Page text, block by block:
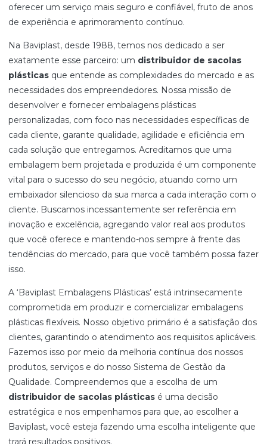
oferecer um serviço mais seguro e confiável, fruto de anos
de experiência e aprimoramento contínuo.
Na Baviplast, desde 1988, temos nos dedicado a ser
exatamente esse parceiro: um distribuidor de sacolas
plásticas que entende as complexidades do mercado e as
necessidades dos empreendedores. Nossa missão de
desenvolver e fornecer embalagens plásticas
personalizadas, com foco nas necessidades específicas de
cada cliente, garante qualidade, agilidade e eficiência em
cada solução que entregamos. Acreditamos que uma
embalagem bem projetada e produzida é um componente
vital para o sucesso do seu negócio, atuando como um
embaixador silencioso da sua marca a cada interação com o
cliente. Buscamos incessantemente ser referência em
inovação e excelência, agregando valor real aos produtos
que você oferece e mantendo-nos sempre à frente das
tendências do mercado, para que você também possa fazer
isso.
A ‘Baviplast Embalagens Plásticas’ está intrinsecamente
comprometida em produzir e comercializar embalagens
plásticas flexíveis. Nosso objetivo primário é a satisfação dos
clientes, garantindo o atendimento aos requisitos aplicáveis.
Fazemos isso por meio da melhoria contínua dos nossos
produtos, serviços e do nosso Sistema de Gestão da
Qualidade. Compreendemos que a escolha de um
distribuidor de sacolas plásticas é uma decisão
estratégica e nos empenhamos para que, ao escolher a
Baviplast, você esteja fazendo uma escolha inteligente que
trará resultados positivos.